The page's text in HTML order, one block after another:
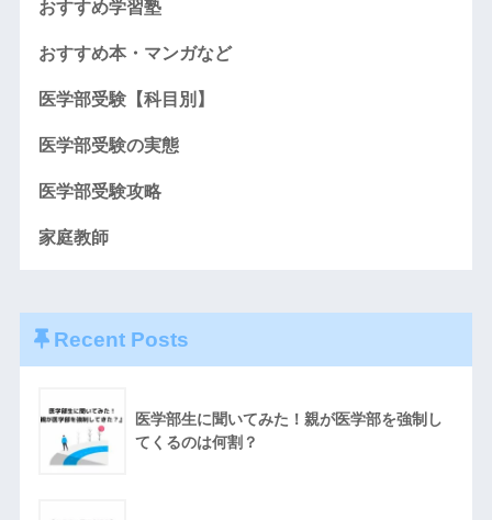
おすすめ学習塾
おすすめ本・マンガなど
医学部受験【科目別】
医学部受験の実態
医学部受験攻略
家庭教師
Recent Posts
医学部生に聞いてみた！親が医学部を強制し
てくるのは何割？